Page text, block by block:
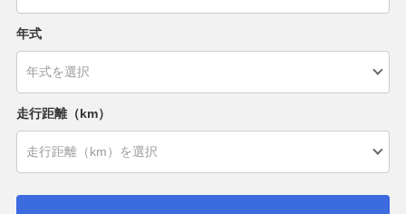
年式
走行距離（km）